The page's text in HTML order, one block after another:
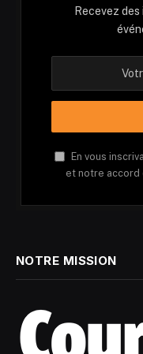
Recevez
En vous
et notre accord
NOTRE MISSION